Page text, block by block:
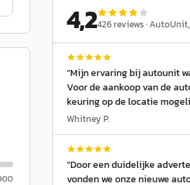
4,2426reviews ·AutoUnit
“Mijn ervaring bij autounit
Voor de aankoop van de
keuring op de locatie
jaren plezier van mijn auto
communicatie.
Whitney P.
“Door een duidelijke
vonden we onze nieuwe